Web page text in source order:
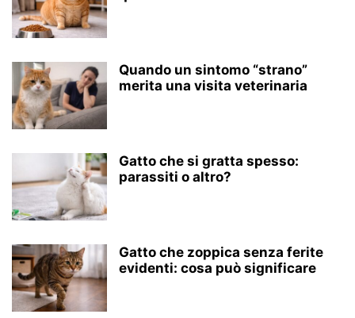
Quando un sintomo “strano”
merita una visita veterinaria
Gatto che si gratta spesso:
parassiti o altro?
Gatto che zoppica senza ferite
evidenti: cosa può significare